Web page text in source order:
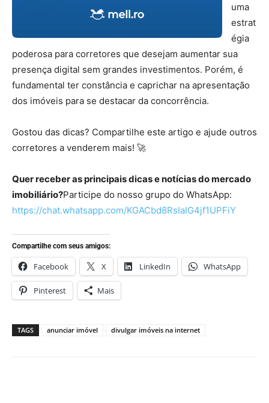
uma
estrat
égia
poderosa para corretores que desejam aumentar sua
presença digital sem grandes investimentos. Porém, é
fundamental ter constância e caprichar na apresentação
dos imóveis para se destacar da concorrência.
Gostou das dicas? Compartilhe este artigo e ajude outros
corretores a venderem mais! 🚀
Quer receber as principais dicas e notícias do mercado
imobiliário?Participe do nosso grupo do WhatsApp:
https://chat.whatsapp.com/KGACbd8RsIaIG4jf1UPFiY
Compartilhe com seus amigos:
Facebook X LinkedIn WhatsApp
Pinterest Mais
TAGS anunciar imóvel divulgar imóveis na internet